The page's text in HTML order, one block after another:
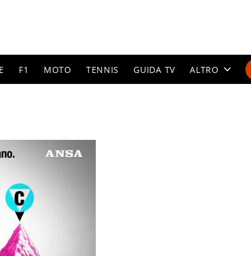
F1 MOTO TENNIS GUIDA TV ALTRO